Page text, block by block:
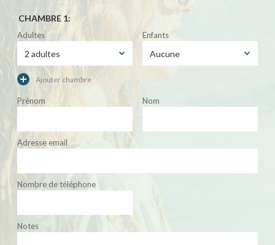
CHAMBRE 1:
Adultes Enfants
Ajouter chambre
Prénom Nom
Adresse email
Nombre de téléphone
Notes